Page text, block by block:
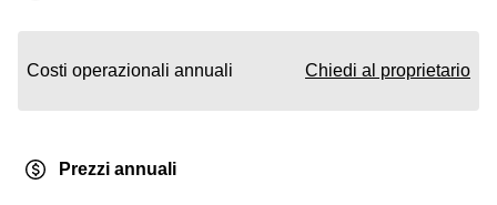
Costi operazionali annuali Chiedi al proprietario
Prezzi annuali